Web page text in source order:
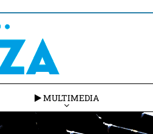
MULTIMEDIA